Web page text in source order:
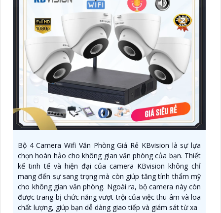
Bộ 4 Camera Wifi Văn Phòng Giá Rẻ KBvision là sự lựa
chọn hoàn hảo cho không gian văn phòng của bạn. Thiết
kế tinh tế và hiện đại của camera KBvision không chỉ
mang đến sự sang trọng mà còn giúp tăng tính thẩm mỹ
cho không gian văn phòng. Ngoài ra, bộ camera này còn
được trang bị chức năng vượt trội của việc thu âm và loa
chất lượng, giúp bạn dễ dàng giao tiếp và giám sát từ xa